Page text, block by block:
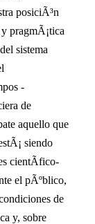
posiciÃ³n
pragmÃ¡tica
sistema
-
de
aquello que
siendo
cientÃ­fico-
el pÃºblico,
de
y, sobre